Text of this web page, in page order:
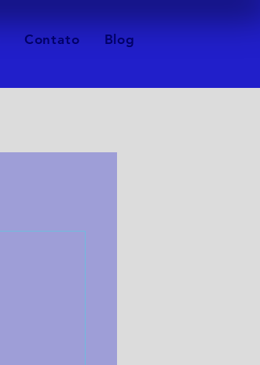
Contato Blog